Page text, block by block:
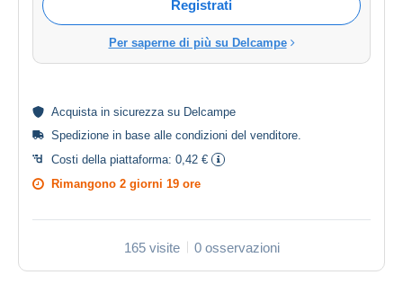
Registrati
Per saperne di più su Delcampe
Acquista in sicurezza su Delcampe
Spedizione in base alle condizioni del venditore
Costi della piattaforma: 0,42 €
Rimangono 2 giorni 19 ore
165 visite 0 osservazioni